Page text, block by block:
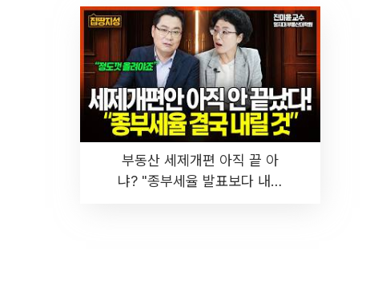
부동산 세제개편 아직 끝 아
냐? "종부세율 발표보다 내릴